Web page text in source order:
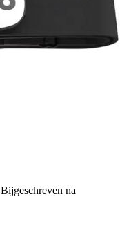
Bijgeschreven na